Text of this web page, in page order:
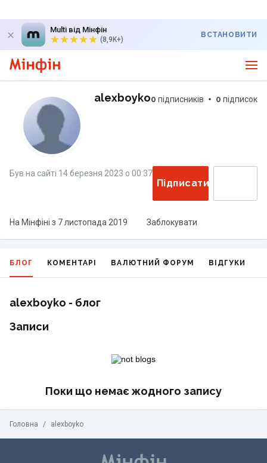
Multi від Мінфін
(8,9K+)
ВСТАНОВИТИ
alexboyko0 підписників 0 підписок
Був на сайті 14 березня 2023 о 00:37
Підписатися
На Мінфіні з 7 листопада 2019 Заблокувати
БЛОГ КОМЕНТАРІ ВАЛЮТНИЙ ФОРУМ ВІДГУКИ
alexboyko - блог
Записи
Поки що немає жодного запису
Головна / alexboyko